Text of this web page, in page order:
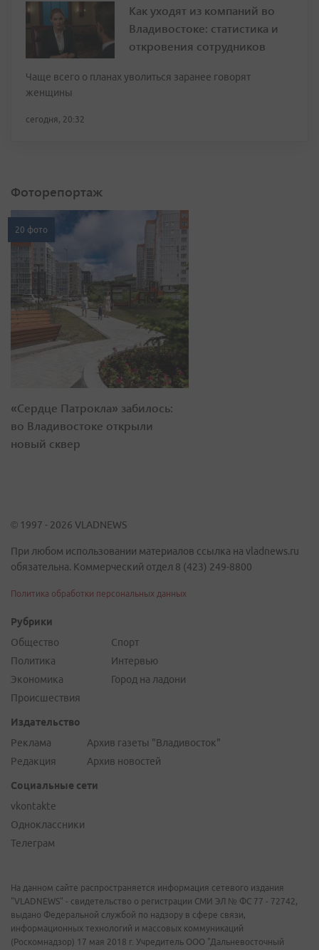
Как уходят из компаний во
Владивостоке: статистика и
откровения сотрудников
Чаще всего о планах уволиться заранее говорят
женщины
сегодня, 20:32
Фоторепортаж
20 фото
«Сердце Патрокла» забилось:
во Владивостоке открыли
новый сквер
© 1997 - 2026 VLADNEWS
При любом использовании материалов ссылка на vladnews.ru
обязательна. Коммерческий отдел 8 (423) 249-8800
Политика обработки персональных данных
Рубрики
Общество
Политика
Экономика
Происшествия
Спорт
Интервью
Город на ладони
Издательство
Реклама
Редакция
Архив газеты "Владивосток"
Архив новостей
Социальные сети
vkontakte
Одноклассники
Телеграм
На данном сайте распространяется информация сетевого издания
"VLADNEWS" - свидетельство о регистрации СМИ ЭЛ № ФС 77 - 72742,
выдано Федеральной службой по надзору в сфере связи,
информационных технологий и массовых коммуникаций
(Роскомнадзор) 17 мая 2018 г. Учредитель ООО "Дальневосточный